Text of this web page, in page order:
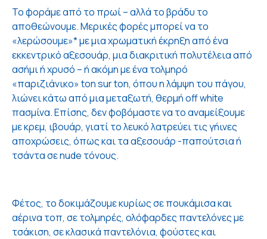
Το φοράμε από το πρωί – αλλά το βράδυ το
αποθεώνουμε. Μερικές φορές μπορεί να το
«λερώσουμε»* με μια χρωματική έκρηξη από ένα
εκκεντρικό αξεσουάρ, μια διακριτική πολυτέλεια από
ασήμι ή χρυσό – ή ακόμη με ένα τολμηρό
«παριζιάνικο» ton sur ton, όπου η λάμψη του πάγου,
λιώνει κάτω από μια μεταξωτή, θερμή off white
πασμίνα. Επίσης, δεν φοβόμαστε να το αναμείξουμε
με κρεμ, ιβουάρ, γιατί το λευκό λατρεύει τις γήινες
αποχρώσεις, όπως και τα αξεσουάρ -παπούτσια ή
τσάντα σε nude τόνους.
Φέτος, το δοκιμάζουμε κυρίως σε πουκάμισα και
αέρινα τοπ, σε τολμηρές, ολόφαρδες παντελόνες με
τσάκιση, σε κλασικά παντελόνια, φούστες και